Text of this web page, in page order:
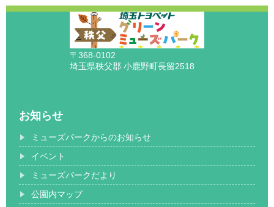
〒368-0102
埼玉県秩父郡 小鹿野町長留2518
お知らせ
ミューズパークからのお知らせ
イベント
ミューズパークだより
公園内マップ